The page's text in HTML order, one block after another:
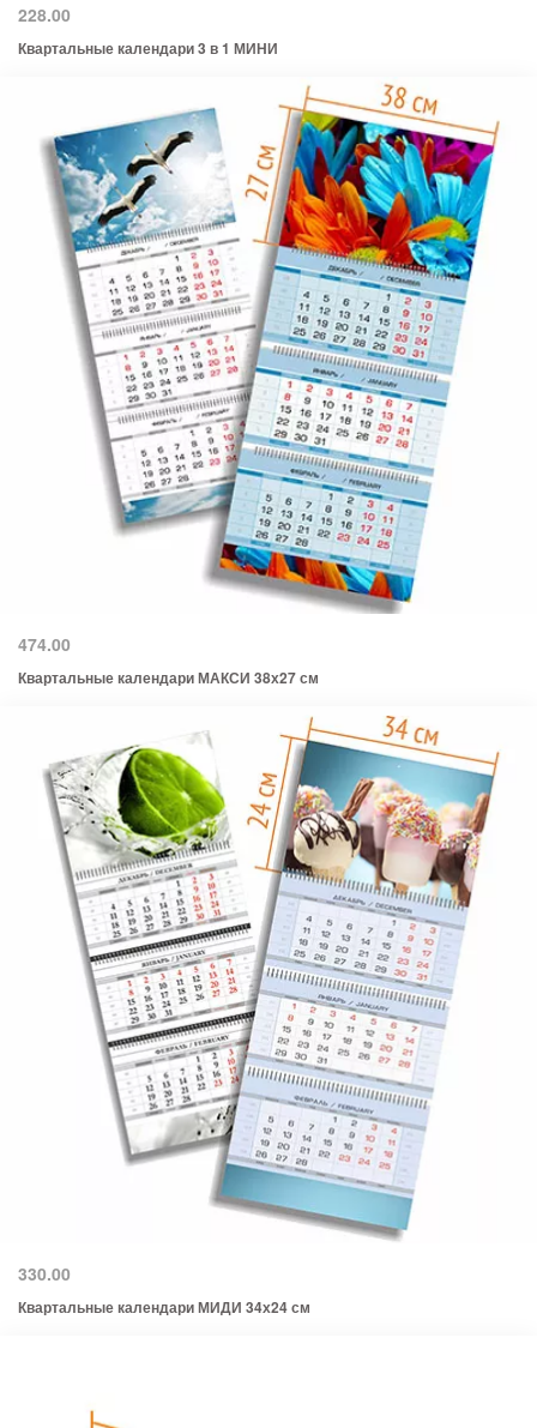
228.00
Квартальные календари 3 в 1 МИНИ
474.00
Квартальные календари МАКСИ 38х27 см
330.00
Квартальные календари МИДИ 34х24 см